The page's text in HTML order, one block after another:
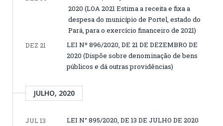
2020 (LOA 2021 Estima a receita e fixa a
despesa do município de Portel, estado do
Pará, para o exercício financeiro de 2021)
DEZ 21
LEI Nº 896/2020, DE 21 DE DEZEMBRO DE
2020 (Dispõe sobre denominação de bens
públicos e dá outras providências)
JULHO, 2020
JUL 13
LEI N° 895/2020, DE 13 DE JULHO DE 2020